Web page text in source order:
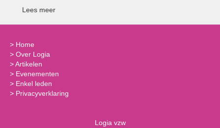
Lees meer
> Home
> Over Logia
>Artikelen
> Evenementen
> Enkel leden
> Privacyverklaring
Logia vzw